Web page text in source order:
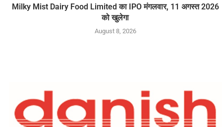
Milky Mist Dairy Food Limited का IPO मंगलवार, 11 अगस्त 2026
को खुलेगा
August 8, 2026